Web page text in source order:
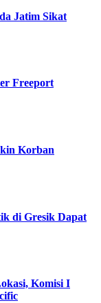
Jatim Sikat
Freeport
Korban
di Gresik Dapat
Komisi I